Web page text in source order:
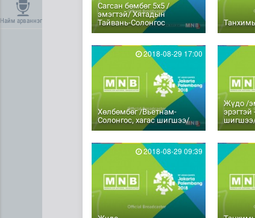
Найм арваннэг
Сагсан бөмбөг 5х5 /
эмэгтэй/ Хятадын
Тайвань-Солонгос
Хөлбөмбөг /Вьетнам-
Солонгос, хагас шигшээ/
2018-08-29 17:00
Жүдо /
эрэгтэй
2018-08-29 09:39